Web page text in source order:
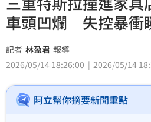
車頭凹爛 失控暴衝
記者 林盈君 報導
2026/05/14 18:26:00
2026/05/14
阿立幫你摘要新聞重點